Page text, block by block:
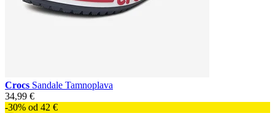
Crocs Sandale Tamnoplava
34,99 €
-30% od 42 €